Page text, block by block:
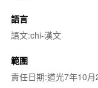
語言
語文:chi-漢文
範圍
責任日期:道光7年10月